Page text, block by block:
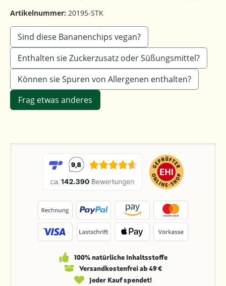
Artikelnummer: 20195-STK
Sind diese Bananenchips vegan?
Enthalten sie Zuckerzusatz oder Süßungsmittel?
Können sie Spuren von Allergenen enthalten?
Frag etwas anderes
100% natürliche Inhaltsstoffe
Versandkosten­frei ab 49 €
Jeder Kauf spendet!